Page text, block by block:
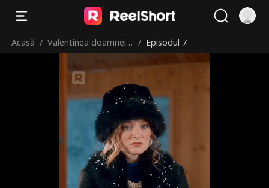
Acasă / Valentinea doamnei ș / Episodul 7